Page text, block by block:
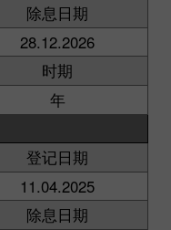
除息日期
28.12.2026
时期
年
登记日期
11.04.2025
除息日期